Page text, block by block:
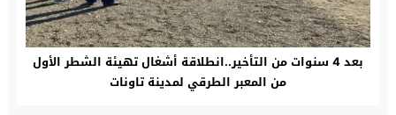
بعد 4 سنوات من التأخير..انطلاقة أشغال تهيئة الشطر الأول
من المعبر الطرقي لمدينة تاونات